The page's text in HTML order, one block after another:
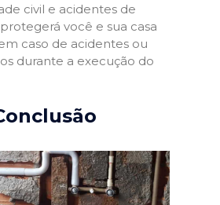
civil e acidentes de
você e sua casa
caso de acidentes ou
durante a execução do